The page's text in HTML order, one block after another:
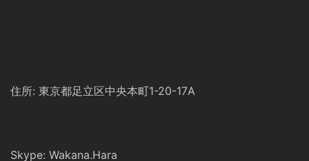
住所: 東京都足立区中央本町1-20-17A
Skype: Wakana.Hara